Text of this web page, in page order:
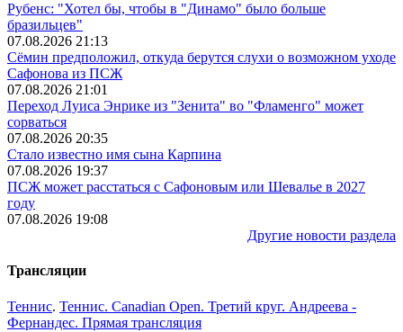
Рубенс: "Хотел бы, чтобы в "Динамо" было больше
бразильцев"
07.08.2026 21:13
Сёмин предположил, откуда берутся слухи о возможном уходе
Сафонова из ПСЖ
07.08.2026 21:01
Переход Луиса Энрике из "Зенита" во "Фламенго" может
сорваться
07.08.2026 20:35
Стало известно имя сына Карпина
07.08.2026 19:37
ПСЖ может расстаться с Сафоновым или Шевалье в 2027
году
07.08.2026 19:08
Другие новости раздела
Трансляции
Теннис. Теннис. Canadian Open. Третий круг. Андреева -
Фернандес. Прямая трансляция